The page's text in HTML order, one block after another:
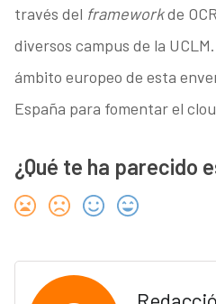
través del frameworkde
diversos campus de la
ámbito europeo de esta
España para fomentar el
¿Qué te ha parecido